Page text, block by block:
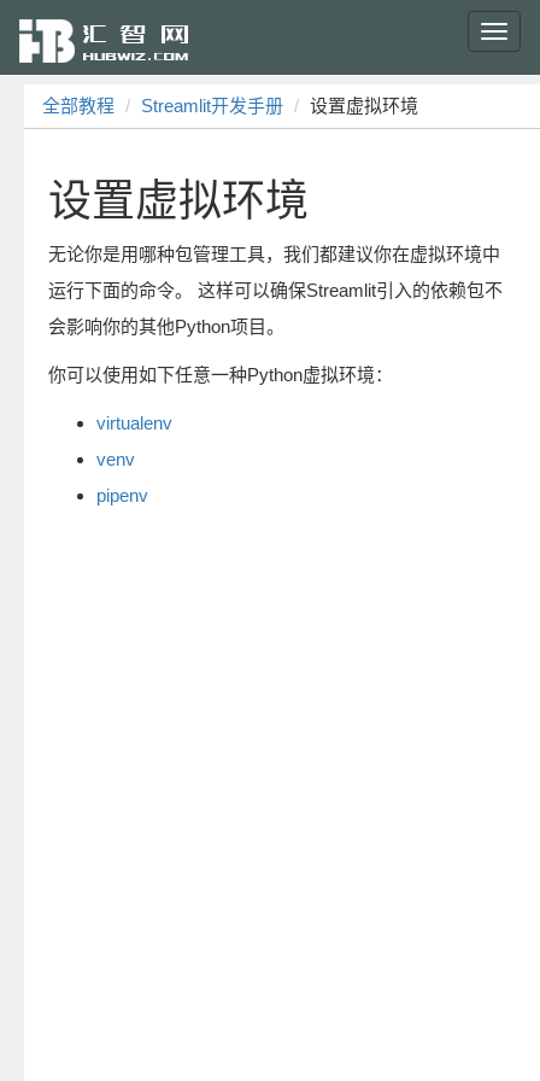
全部教程 Streamlit开发手册 设置虚拟环境
设置虚拟环境
无论你是用哪种包管理工具，我们都建议你在虚拟环境中
运行下面的命令。 这样可以确保Streamlit引入的依赖包不
会影响你的其他Python项目。
你可以使用如下任意一种Python虚拟环境：
virtualenv
venv
pipenv